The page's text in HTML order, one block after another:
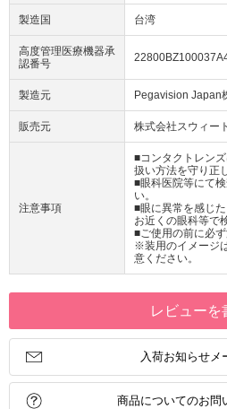
製造国 台湾
高度管理医療機器承
認番号
製造元 Pegavision Japan
販売元 株式会社スウィート
注意事項
■コンタクトレン
扱い方法を守り正
■眼科医院等にて
い。
■眼に異常を感じ
お近くの眼科等で
■ご使用の前に必
※装用のイメージ
意ください。
レビューを
入荷お知らせメ
商品についてのお問